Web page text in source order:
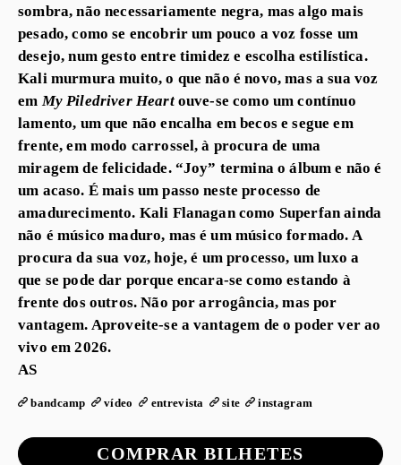
sombra, não necessariamente negra, mas algo mais
pesado, como se encobrir um pouco a voz fosse um
desejo, num gesto entre timidez e escolha estilística.
Kali murmura muito, o que não é novo, mas a sua voz
em My Piledriver Heartouve-se como um contínuo
lamento, um que não encalha em becos e segue em
frente, em modo carrossel, à procura de uma
miragem de felicidade. “Joy” termina o álbum e não é
um acaso. É mais um passo neste processo de
amadurecimento. Kali Flanagan como Superfan ainda
não é músico maduro, mas é um músico formado. A
procura da sua voz, hoje, é um processo, um luxo a
que se pode dar porque encara-se como estando à
frente dos outros. Não por arrogância, mas por
vantagem. Aproveite-se a vantagem de o poder ver ao
vivo em 2026.
AS
bandcamp vídeo entrevista site instagram
COMPRAR BILHETES